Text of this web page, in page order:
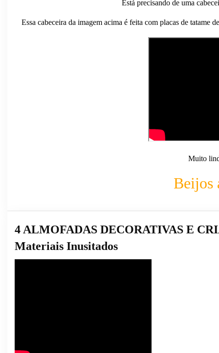
Está precisando de uma
Essa cabeceira da imagem acima é feita com placas de tatame
Muito
Beijos
4 ALMOFADAS DECORATIVAS E
Materiais Inusitados